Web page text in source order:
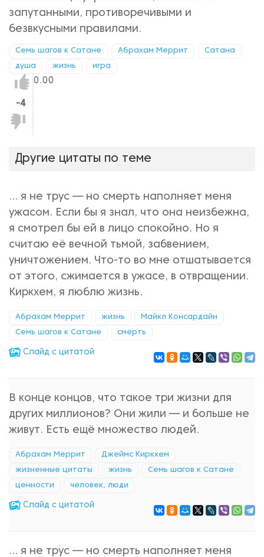
запутанными, противоречивыми и
безвкусными правилами.
Семь шагов к Сатане Абрахам Меррит Сатана
душа жизнь игра
Нравится!
-4
Не
нравится!
0.00
Другие цитаты по теме
... я не трус — но смерть наполняет меня
ужасом. Если бы я знал, что она неизбежна,
я смотрел бы ей в лицо спокойно. Но я
считаю её вечной тьмой, забвением,
уничтожением. Что-то во мне отшатывается
от этого, сжимается в ужасе, в отвращении.
Киркхем, я люблю жизнь.
Абрахам Меррит жизнь Майкл Консардайн
Семь шагов к Сатане смерть
Cлайд с цитатой
В конце концов, что такое три жизни для
других миллионов? Они жили — и больше не
живут. Есть ещё множество людей.
Абрахам Меррит Джеймс Киркхем
жизненные цитаты жизнь Семь шагов к Сатане
ценности человек, люди
Cлайд с цитатой
... я не трус — но смерть наполняет меня